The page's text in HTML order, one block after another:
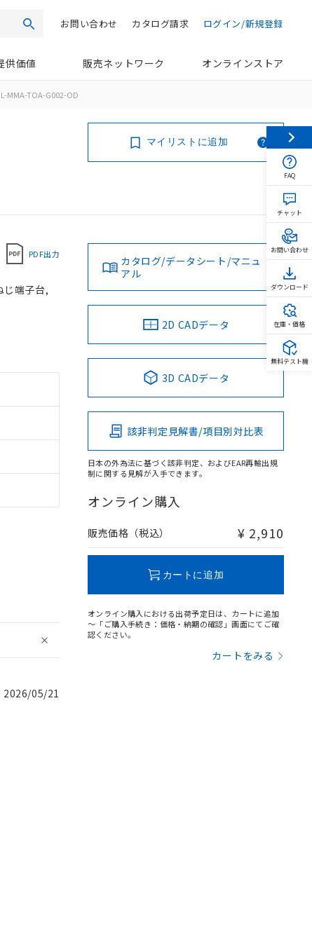
検索 ログイン/新規登録
カタログ請求
お問い合わせ
供価値 販売ネットワーク オンラインストア
MMA-TOA-G002-OD
マイリストに追加
PDF出力
じ端子台,
2026/05/21
カタログ/データシート/マニュ
アル
2D CADデータ
3D CADデータ
該非判定見解書/項目別対比表
日本の外為法に基づく該非判定、およびEAR再輸出規
制に関する見解が入手できます。
オンライン購入
販売価格（税込） ¥ 2,910
カートに追加
オンライン購入における出荷予定日は、カートに追加
～「ご購入手続き：価格・納期の確認」画面にてご確
認ください。
カートをみる
FAQ
チャット
お問い合わせ
ダウンロード
在庫・価格
無料テスト機